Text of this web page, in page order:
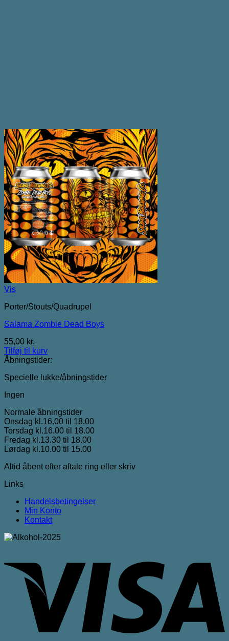
Vis
Porter/Stouts/Quadrupel
Salama Zombie Dead Boys
55,00 kr.
Tilføj til kurv
Åbningstider:
Specielle lukke/åbningstider
Ingen
Normale åbningstider
Onsdag kl.16.00 til 18.00
Torsdag kl.16.00 til 18.00
Fredag kl.13.30 til 18.00
Lørdag kl.10.00 til 15.00
Altid åbent efter aftale ring eller skriv
Links
Handelsbetingelser
Min Konto
Kontakt